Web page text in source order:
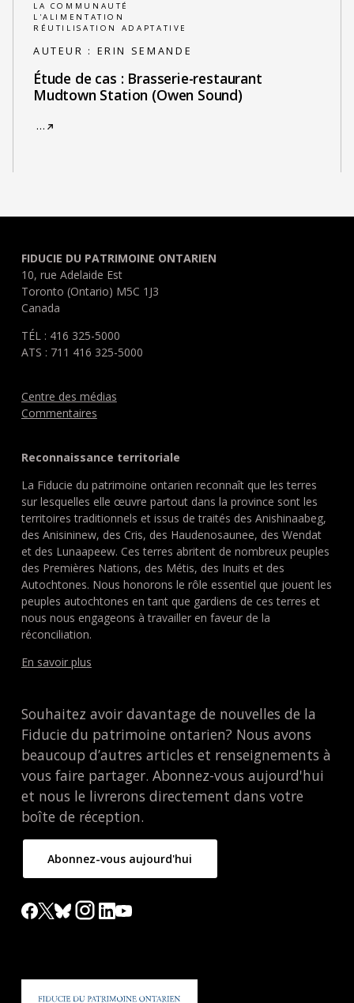
LA COMMUNAUTÉ
L'ALIMENTATION
RÉUTILISATION ADAPTATIVE
AUTEUR : ERIN SEMANDE
Étude de cas : Brasserie-restaurant
Mudtown Station (Owen Sound)
…
FIDUCIE DU PATRIMOINE ONTARIEN
10, rue Adelaide Est
Toronto (Ontario) M5C 1J3
Canada
TÉL : 416 325-5000
ATS : 711 416 325-5000
Centre des médias
Commentaires
Reconnaissance territoriale
La Fiducie du patrimoine ontarien reconnaît que les terres
sur lesquelles elle œuvre partout dans la province sont les
territoires traditionnels et issus de traités des Anishinaabeg,
des Anisininew, des Cris, des Haudenosaunee, des Wendat
et des Lunaapeew. Ces terres abritent de nombreux peuples
des Premières Nations, des Métis, des Inuits et des
Autochtones. Nous honorons le rôle essentiel que jouent les
peuples autochtones en tant que gardiens de ces terres et
nous nous engageons à travailler en faveur de la
réconciliation.
En savoir plus
Souhaitez avoir davantage de nouvelles de la
Fiducie du patrimoine ontarien? Nous avons
beaucoup d’autres articles et renseignements à
vous faire partager. Abonnez-vous aujourd'hui
et nous le livrerons directement dans votre
boîte de réception.
Abonnez-vous aujourd'hui